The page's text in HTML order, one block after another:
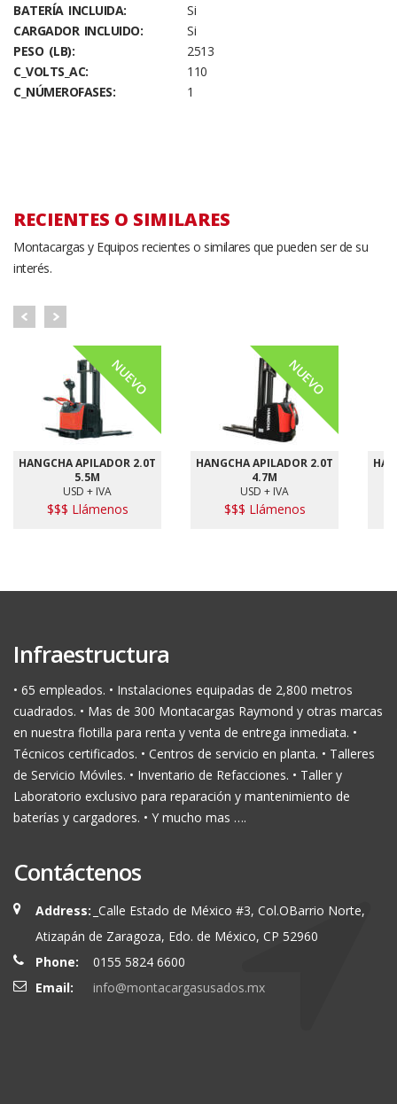
BATERÍA INCLUIDA:
Si
CARGADOR INCLUIDO:
Si
PESO (LB):
2513
C_VOLTS_AC:
110
C_NÚMEROFASES:
1
RECIENTES O SIMILARES
Montacargas y Equipos recientes o similares que pueden ser de su
interés.
NUEVO
HANGCHA APILADOR 2.0T
5.5M
USD + IVA
$$$ Llámenos
NUEVO
HANGCHA APILADOR 2.0T
4.7M
USD + IVA
$$$ Llámenos
Infraestructura
• 65 empleados. • Instalaciones equipadas de 2,800 metros
cuadrados. • Mas de 300 Montacargas Raymond y otras marcas
en nuestra flotilla para renta y venta de entrega inmediata. •
Técnicos certificados. • Centros de servicio en planta. • Talleres
de Servicio Móviles. • Inventario de Refacciones. • Taller y
Laboratorio exclusivo para reparación y mantenimiento de
baterías y cargadores. • Y mucho mas ….
Contáctenos
Address: _Calle Estado de México #3, Col.OBarrio Norte,
Atizapán de Zaragoza, Edo. de México, CP 52960
Phone:
0155 5824 6600
Email:
info@montacargasusados.mx